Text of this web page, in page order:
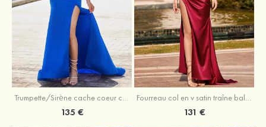
Trumpette/Sirène cache coeur charmeuse traîne balayage robe de bal
135 €
Fourreau col en v satin traîne balayage robe de bal
131 €